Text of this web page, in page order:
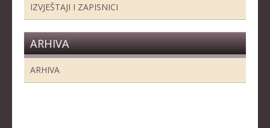
IZVJEŠTAJI I ZAPISNICI
ARHIVA
ARHIVA